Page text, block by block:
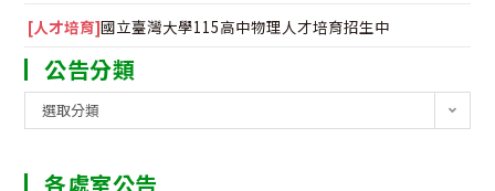
[人才培育]國立臺灣大學115高中物理人才培育招生中
公告分類
告
類
選取分類
各處室公告